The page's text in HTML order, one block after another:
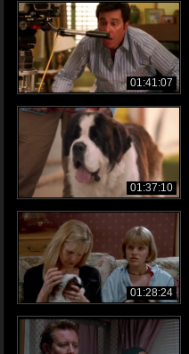
01:41:07
01:37:10
01:28:24